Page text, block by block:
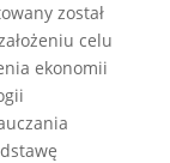
został
celu
ekonomii